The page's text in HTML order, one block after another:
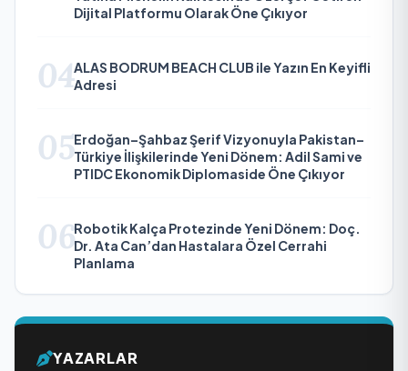
Dijital Platformu Olarak Öne Çıkıyor
04ALAS BODRUM BEACH CLUB ile Yazın En Keyifli
Adresi
05Erdoğan–Şahbaz Şerif Vizyonuyla Pakistan–
Türkiye İlişkilerinde Yeni Dönem: Adil Sami ve
PTIDC Ekonomik Diplomaside Öne Çıkıyor
06Robotik Kalça Protezinde Yeni Dönem: Doç.
Dr. Ata Can’dan Hastalara Özel Cerrahi
Planlama
YAZARLAR